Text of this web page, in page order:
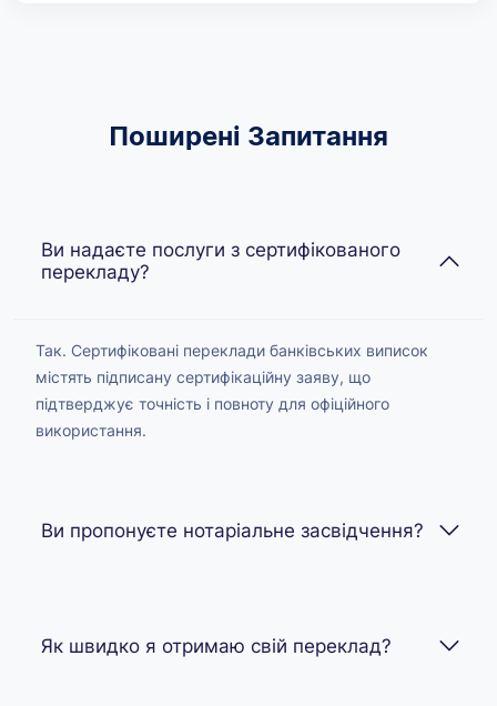
Поширені Запитання
Ви надаєте послуги з сертифікованого
перекладу?
Так. Сертифіковані переклади банківських виписок
містять підписану сертифікаційну заяву, що
підтверджує точність і повноту для офіційного
використання.
Ви пропонуєте нотаріальне засвідчення?
Як швидко я отримаю свій переклад?